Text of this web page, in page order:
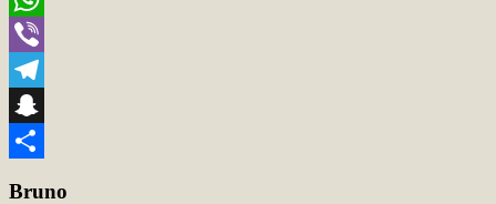
WhatsApp
Viber
Telegram
Snapchat
Bruno